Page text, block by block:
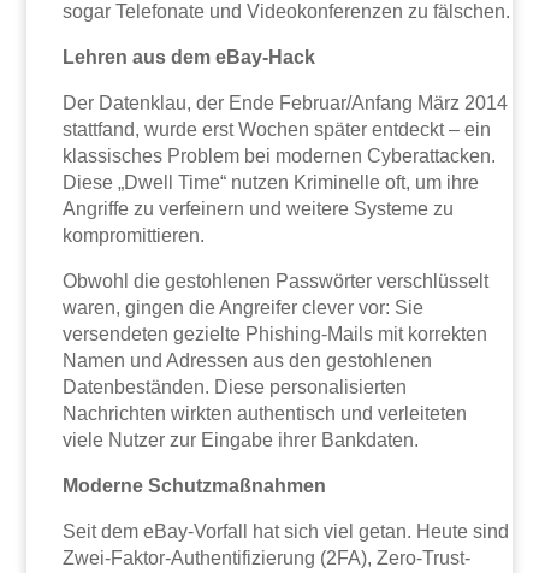
sogar Telefonate und Videokonferenzen zu fälschen.
Lehren aus dem eBay-Hack
Der Datenklau, der Ende Februar/Anfang März 2014
stattfand, wurde erst Wochen später entdeckt – ein
klassisches Problem bei modernen Cyberattacken.
Diese „Dwell Time“ nutzen Kriminelle oft, um ihre
Angriffe zu verfeinern und weitere Systeme zu
kompromittieren.
Obwohl die gestohlenen Passwörter verschlüsselt
waren, gingen die Angreifer clever vor: Sie
versendeten gezielte Phishing-Mails mit korrekten
Namen und Adressen aus den gestohlenen
Datenbeständen. Diese personalisierten
Nachrichten wirkten authentisch und verleiteten
viele Nutzer zur Eingabe ihrer Bankdaten.
Moderne Schutzmaßnahmen
Seit dem eBay-Vorfall hat sich viel getan. Heute sind
Zwei-Faktor-Authentifizierung (2FA), Zero-Trust-